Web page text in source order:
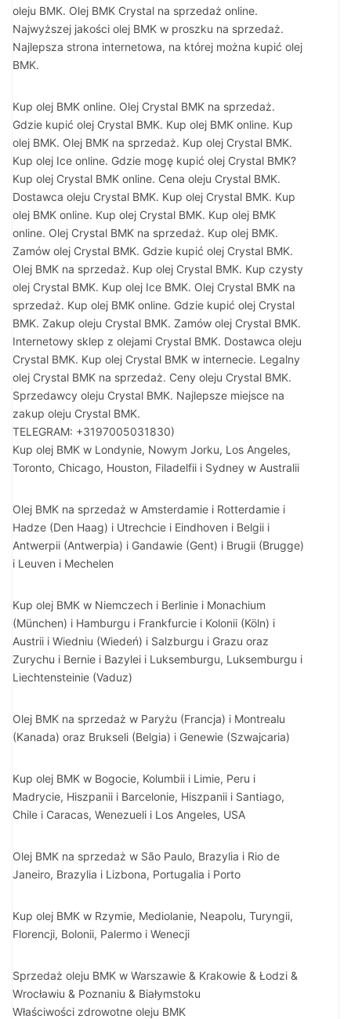
oleju BMK. Olej BMK Crystal na sprzedaż online.
Najwyższej jakości olej BMK w proszku na sprzedaż.
Najlepsza strona internetowa, na której można kupić olej
BMK.
Kup olej BMK online. Olej Crystal BMK na sprzedaż.
Gdzie kupić olej Crystal BMK. Kup olej BMK online. Kup
olej BMK. Olej BMK na sprzedaż. Kup olej Crystal BMK.
Kup olej Ice online. Gdzie mogę kupić olej Crystal BMK?
Kup olej Crystal BMK online. Cena oleju Crystal BMK.
Dostawca oleju Crystal BMK. Kup olej Crystal BMK. Kup
olej BMK online. Kup olej Crystal BMK. Kup olej BMK
online. Olej Crystal BMK na sprzedaż. Kup olej BMK.
Zamów olej Crystal BMK. Gdzie kupić olej Crystal BMK.
Olej BMK na sprzedaż. Kup olej Crystal BMK. Kup czysty
olej Crystal BMK. Kup olej Ice BMK. Olej Crystal BMK na
sprzedaż. Kup olej BMK online. Gdzie kupić olej Crystal
BMK. Zakup oleju Crystal BMK. Zamów olej Crystal BMK.
Internetowy sklep z olejami Crystal BMK. Dostawca oleju
Crystal BMK. Kup olej Crystal BMK w internecie. Legalny
olej Crystal BMK na sprzedaż. Ceny oleju Crystal BMK.
Sprzedawcy oleju Crystal BMK. Najlepsze miejsce na
zakup oleju Crystal BMK.
TELEGRAM: +3197005031830)
Kup olej BMK w Londynie, Nowym Jorku, Los Angeles,
Toronto, Chicago, Houston, Filadelfii i Sydney w Australii
Olej BMK na sprzedaż w Amsterdamie i Rotterdamie i
Hadze (Den Haag) i Utrechcie i Eindhoven i Belgii i
Antwerpii (Antwerpia) i Gandawie (Gent) i Brugii (Brugge)
i Leuven i Mechelen
Kup olej BMK w Niemczech i Berlinie i Monachium
(München) i Hamburgu i Frankfurcie i Kolonii (Köln) i
Austrii i Wiedniu (Wiedeń) i Salzburgu i Grazu oraz
Zurychu i Bernie i Bazylei i Luksemburgu, Luksemburgu i
Liechtensteinie (Vaduz)
Olej BMK na sprzedaż w Paryżu (Francja) i Montrealu
(Kanada) oraz Brukseli (Belgia) i Genewie (Szwajcaria)
Kup olej BMK w Bogocie, Kolumbii i Limie, Peru i
Madrycie, Hiszpanii i Barcelonie, Hiszpanii i Santiago,
Chile i Caracas, Wenezueli i Los Angeles, USA
Olej BMK na sprzedaż w São Paulo, Brazylia i Rio de
Janeiro, Brazylia i Lizbona, Portugalia i Porto
Kup olej BMK w Rzymie, Mediolanie, Neapolu, Turyngii,
Florencji, Bolonii, Palermo i Wenecji
Sprzedaż oleju BMK w Warszawie & Krakowie & Łodzi &
Wrocławiu & Poznaniu & Białymstoku
Właściwości zdrowotne oleju BMK